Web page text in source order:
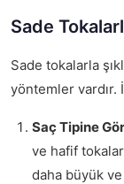
Sade
Sade tokalarla
yöntemler vardır.
Saç Tipine
ve hafif
daha büyük